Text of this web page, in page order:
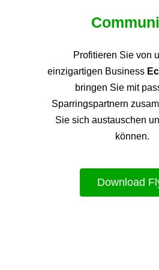
Profitieren Sie von
einzigartigen Business
bringen Sie mit
Sparringspartnern
Sie sich austauschen
können.
Download